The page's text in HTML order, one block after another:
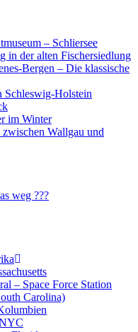
– Schliersee
in der alten Fischersiedlung
Bergen – Die klassische
Schleswig-Holstein
im Winter
Wallgau und
weg ???
– Space Force Station
Carolina)